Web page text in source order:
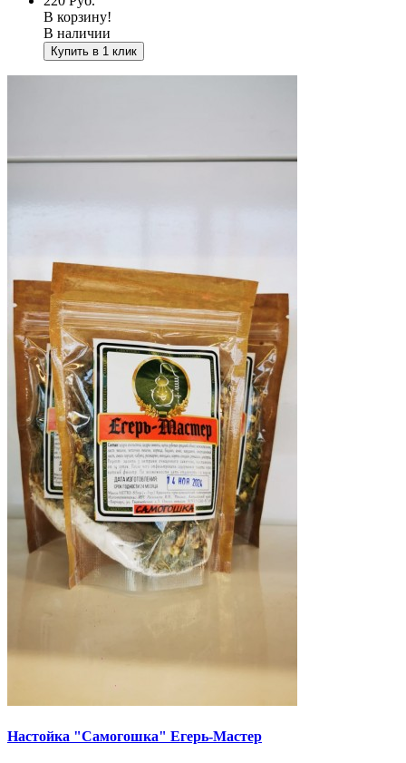
В корзину!
В наличии
Купить в 1 клик
Настойка "Самогошка" Егерь-Мастер